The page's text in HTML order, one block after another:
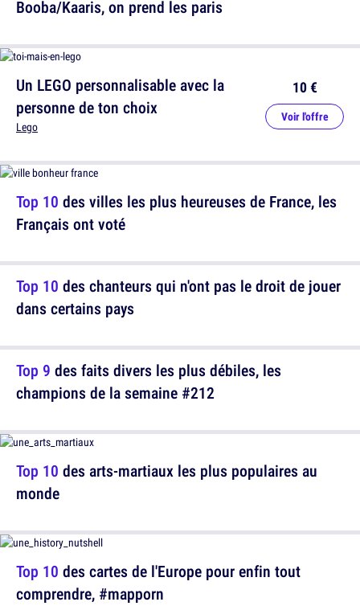
Booba/Kaaris, on prend les paris
Top 10 des villes les plus heureuses de France, les
Français ont voté
Top 9 des faits divers les plus débiles, les
champions de la semaine #212
Top 10 des cartes de l'Europe pour enfin tout
comprendre, #mapporn
Un LEGO personnalisable avec la
personne de ton choix
Lego
10 €
Voir l'offre
Top 10 des chanteurs qui n'ont pas le droit de jouer
dans certains pays
Top 10 des arts-martiaux les plus populaires au
monde